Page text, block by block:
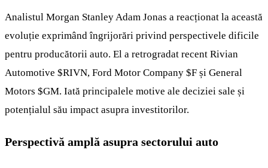
Analistul Morgan Stanley Adam Jonas a reacționat la această
evoluție exprimând îngrijorări privind perspectivele dificile
pentru producătorii auto. El a retrogradat recent Rivian
Automotive $RIVN, Ford Motor Company $F și General
Motors $GM. Iată principalele motive ale deciziei sale și
potențialul său impact asupra investitorilor.
Perspectivă amplă asupra sectorului auto